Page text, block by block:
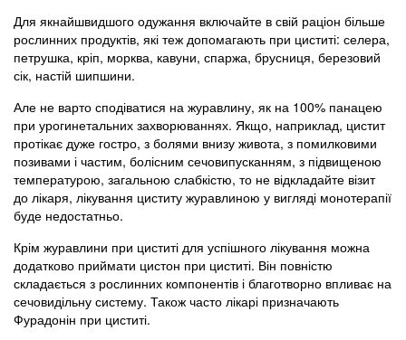
Для якнайшвидшого одужання включайте в свій раціон більше
рослинних продуктів, які теж допомагають при циститі: селера,
петрушка, кріп, морква, кавуни, спаржа, брусниця, березовий
сік, настій шипшини.
Але не варто сподіватися на журавлину, як на 100% панацею
при урогинетальних захворюваннях. Якщо, наприклад, цистит
протікає дуже гостро, з болями внизу живота, з помилковими
позивами і частим, болісним сечовипусканням, з підвищеною
температурою, загальною слабкістю, то не відкладайте візит
до лікаря, лікування циститу журавлиною у вигляді монотерапії
буде недостатньо.
Крім журавлини при циститі для успішного лікування можна
додатково приймати цистон при циститі. Він повністю
складається з рослинних компонентів і благотворно впливає на
сечовидільну систему. Також часто лікарі призначають
Фурадонін при циститі.